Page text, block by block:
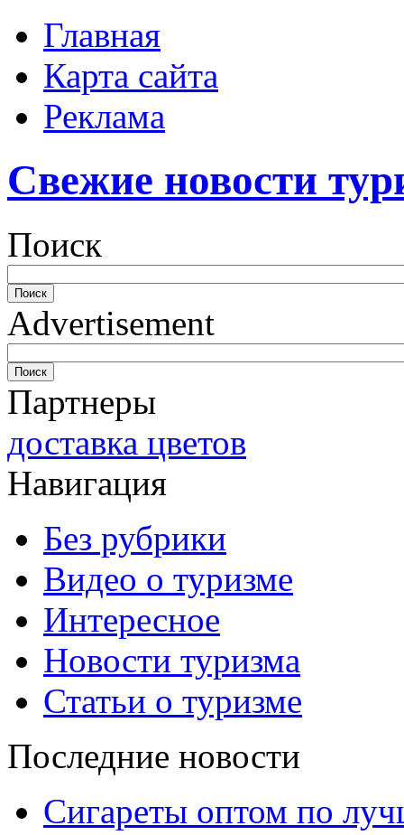
Главная
Карта сайта
Реклама
Свежие новости
Поиск
Advertisement
Партнеры
доставка цветов
Навигация
Без рубрики
Видео о туризме
Интересное
Новости туризма
Статьи о туризме
Последние новости
Сигареты оптом по